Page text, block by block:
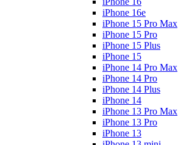
iPhone 16e
iPhone 15 Pro Max
iPhone 15 Pro
iPhone 15 Plus
iPhone 15
iPhone 14 Pro Max
iPhone 14 Pro
iPhone 14 Plus
iPhone 14
iPhone 13 Pro Max
iPhone 13 Pro
iPhone 13